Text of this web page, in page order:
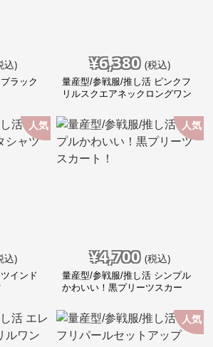
込)
ラック
¥6,380 (税込)
量産型/参戦服/推し活 ピンクフ
リルスクエアネックロングワン
人気
込)
インド
人気
¥4,700 (税込)
量産型/参戦服/推し活 シンプル
かわいい！黒プリーツスカー
人気